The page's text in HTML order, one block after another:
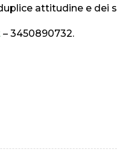
attitudine e dei
– 3450890732.